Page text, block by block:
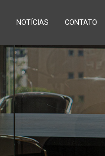
NOTÍCIAS CONTATO